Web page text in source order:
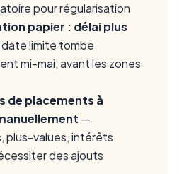
pour régularisation
papier : délai plus
limite tombe
mi-mai, avant les zones
de placements à
—
plus-values, intérêts
des ajouts